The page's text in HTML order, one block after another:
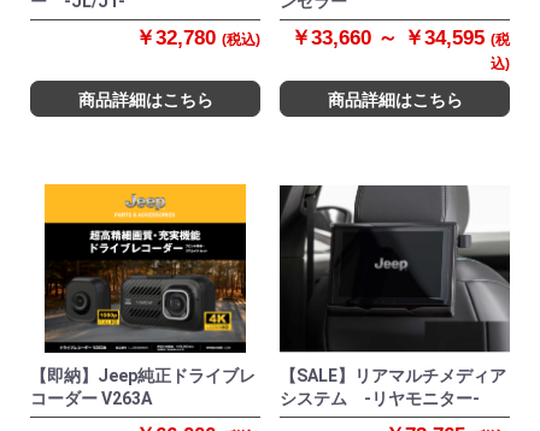
￥32,780 (税込)
商品詳細はこちら
￥33,660 ～ ￥34,595 (税
込)
商品詳細はこちら
【即納】Jeep純正ドライブレ
コーダー V263A
【SALE】リアマルチメディア
システム -リヤモニター-